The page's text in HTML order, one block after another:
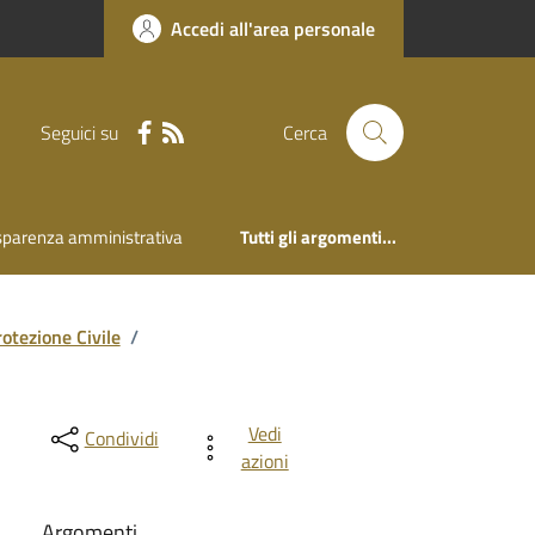
Accedi all'area personale
Seguici su Cerca
amministrativa Tutti gli argomenti...
Civile /
Condividi
Vedi
azioni